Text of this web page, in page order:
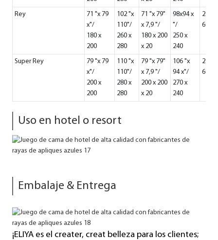
Rey
71 "x 79
x"/
180 x
200
102 "x
110"/
260 x
280
71 "x 79"
x 7,9 "/
180 x 200
x 20
98x94 x
"/
250 x
240
24 "x
60 x
Super Rey
79 "x 79
x"/
200 x
200
110 "x
110"/
280 x
280
79 "x 79"
x 7,9 "/
200 x 200
x 20
106 "x
94 x"/
270 x
240
24 "x
60 x
Uso en hotel o resort
Embalaje & Entrega
¡ELIYA es el creater, creat belleza para los clientes;